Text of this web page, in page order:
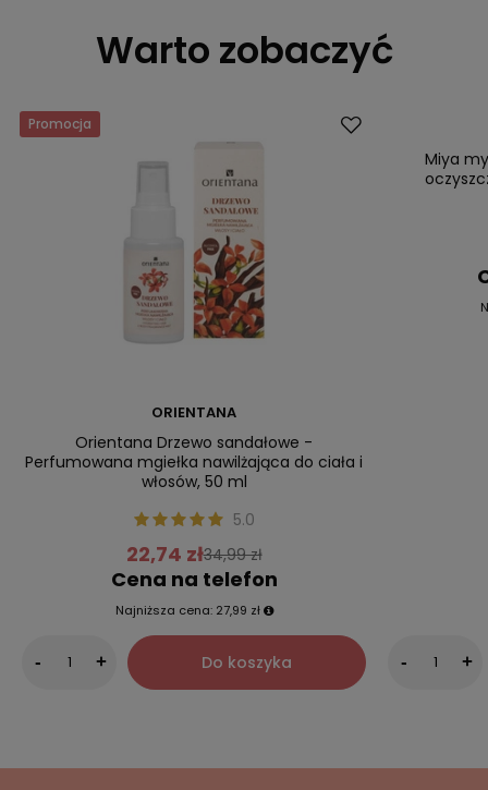
Warto zobaczyć
Promocja
ORIENTANA
Orientana Drzewo sandałowe -
Perfumowana mgiełka nawilżająca do ciała i
włosów, 50 ml
5.0
22,74 zł34,99 zł
Cena na telefon
Najniższa cena: 27,99 zł
- + Do koszyka
Miya
- +